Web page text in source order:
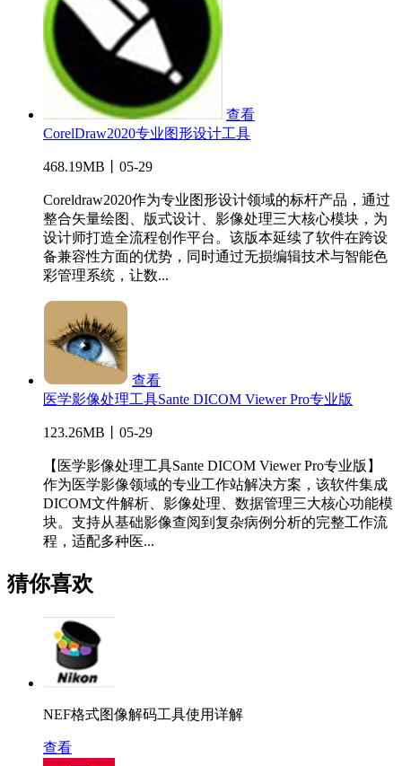
查看
CorelDraw2020专业图形设计工具
468.19MB丨05-29
Coreldraw2020作为专业图形设计领域的标杆产品，通过
整合矢量绘图、版式设计、影像处理三大核心模块，为
设计师打造全流程创作平台。该版本延续了软件在跨设
备兼容性方面的优势，同时通过无损编辑技术与智能色
彩管理系统，让数...
查看
医学影像处理工具Sante DICOM Viewer Pro专业版
123.26MB丨05-29
【医学影像处理工具Sante DICOM Viewer Pro专业版】
作为医学影像领域的专业工作站解决方案，该软件集成
DICOM文件解析、影像处理、数据管理三大核心功能模
块。支持从基础影像查阅到复杂病例分析的完整工作流
程，适配多种医...
猜你喜欢
NEF格式图像解码工具使用详解
查看